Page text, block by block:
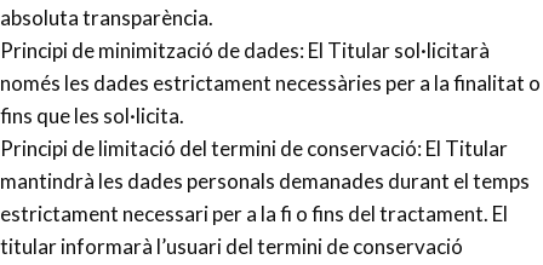
absoluta transparència.
Principi de minimització de dades: El Titular sol·licitarà
només les dades estrictament necessàries per a la finalitat o
fins que les sol·licita.
Principi de limitació del termini de conservació: El Titular
mantindrà les dades personals demanades durant el temps
estrictament necessari per a la fi o fins del tractament. El
titular informarà l’usuari del termini de conservació